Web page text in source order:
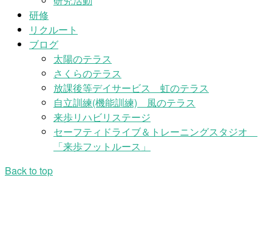
研修
リクルート
ブログ
太陽のテラス
さくらのテラス
放課後等デイサービス 虹のテラス
自立訓練(機能訓練) 風のテラス
来歩リハビリステージ
セーフティドライブ＆トレーニングスタジオ
「来歩フットルース」
Back to top